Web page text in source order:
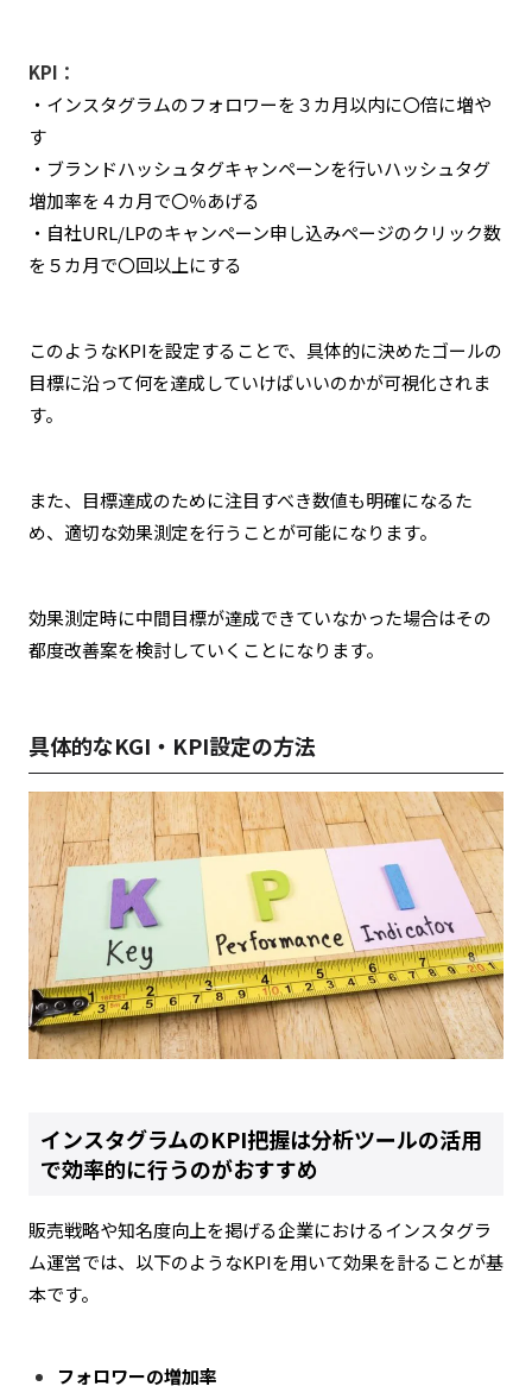
KPI：
・インスタグラムのフォロワーを３カ月以内に〇倍に増や
す
・ブランドハッシュタグキャンペーンを行いハッシュタグ
増加率を４カ月で〇％あげる
・自社URL/LPのキャンペーン申し込みページのクリック数
を５カ月で〇回以上にする
このようなKPIを設定することで、具体的に決めたゴールの
目標に沿って何を達成していけばいいのかが可視化されま
す。
また、目標達成のために注目すべき数値も明確になるた
め、適切な効果測定を行うことが可能になります。
効果測定時に中間目標が達成できていなかった場合はその
都度改善案を検討していくことになります。
具体的なKGI・KPI設定の方法
インスタグラムのKPI把握は分析ツールの活用
で効率的に行うのがおすすめ
販売戦略や知名度向上を掲げる企業におけるインスタグラ
ム運営では、以下のようなKPIを用いて効果を計ることが基
本です。
フォロワーの増加率